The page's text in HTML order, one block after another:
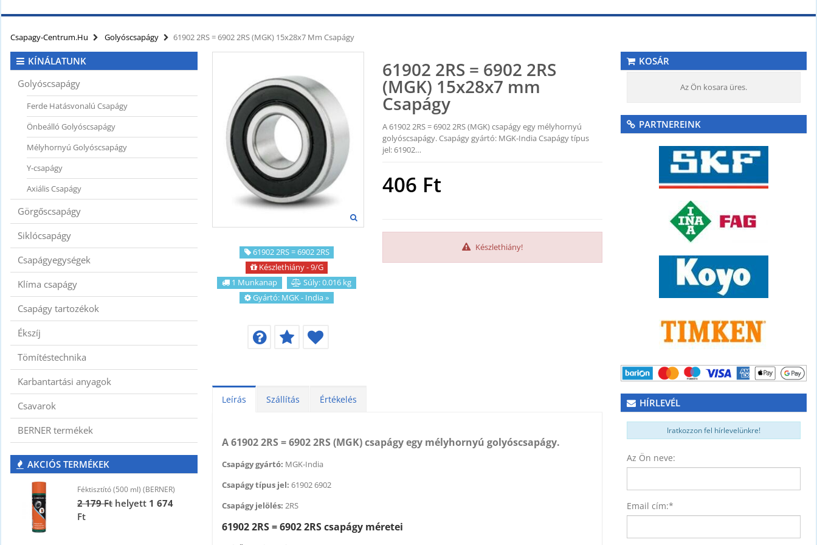
CIKKEK
Csapagy-Centrum.hu Golyóscsapágy 61902 2RS = 6902 2RS (MGK) 15x28x7 Mm Csapágy
61902 2RS = 6902 2RS
Készlethiány - 9/G
1 Munkanap
Súly: 0.016 kg
Gyártó: MGK - India»
61902 2RS = 6902 2RS
(MGK) 15x28x7 mm
Csapágy
A 61902 2RS = 6902 2RS (MGK) csapágy egy mélyhornyú
golyóscsapágy. Csapágy gyártó: MGK-India Csapágy típus
jel: 61902…
406 Ft
Készlethiány!
Leírás Szállítás Értékelés
A 61902 2RS = 6902 2RS (MGK) csapágy egy mélyhornyú golyóscsapágy.
Csapágy gyártó: MGK-India
Csapágy típus jel: 61902 6902
Csapágy jelölés: 2RS
61902 2RS = 6902 2RS csapágy méretei
KOSÁR
Az Ön kosara üres.
PARTNEREINK
HÍRLEVÉL
Iratkozzon fel hírlevelünkre!
Az Ön neve:
Email cím:*
KÍNÁLATUNK
Golyóscsapágy
Ferde Hatásvonalú Csapágy
Önbeálló Golyóscsapágy
Mélyhornyú Golyóscsapágy
Y-csapágy
Axiális Csapágy
Görgőscsapágy
Siklócsapágy
Csapágyegységek
Klíma csapágy
Csapágy tartozékok
Ékszíj
Tömítéstechnika
Karbantartási anyagok
Csavarok
BERNER termékek
AKCIÓS TERMÉKEK
Féktisztító (500 ml) (BERNER)
2 179 Ft helyett 1 674
Ft
Féktisztító (500 ml) (BERNER)
2 179 Ft